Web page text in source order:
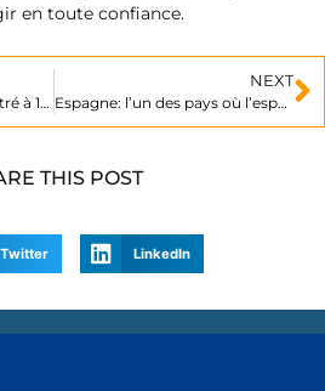
en toute confiance.
Agent immobilier enregistré à 100% !
NEXT
Espagne: l’un des pays où l’espérance de vie est la plus longue au monde
THIS POST
Twitter LinkedIn